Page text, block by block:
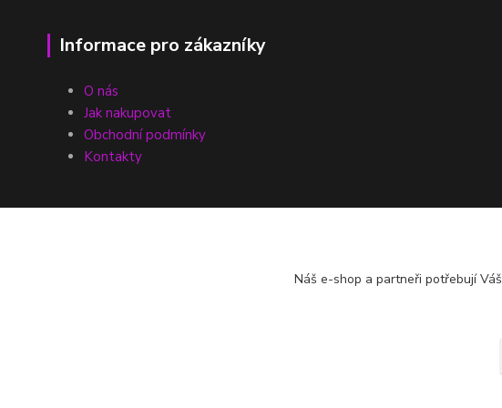
Informace pro zákazníky
O nás
Jak nakupovat
Obchodní podmínky
Kontakty
Náš e-shop a partneři potřebují Váš